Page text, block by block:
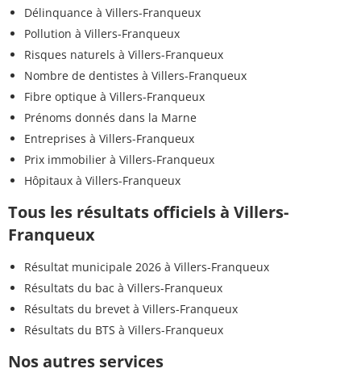
Délinquance à Villers-Franqueux
Pollution à Villers-Franqueux
Risques naturels à Villers-Franqueux
Nombre de dentistes à Villers-Franqueux
Fibre optique à Villers-Franqueux
Prénoms donnés dans la Marne
Entreprises à Villers-Franqueux
Prix immobilier à Villers-Franqueux
Hôpitaux à Villers-Franqueux
Tous les résultats officiels à Villers-
Franqueux
Résultat municipale 2026 à Villers-Franqueux
Résultats du bac à Villers-Franqueux
Résultats du brevet à Villers-Franqueux
Résultats du BTS à Villers-Franqueux
Nos autres services